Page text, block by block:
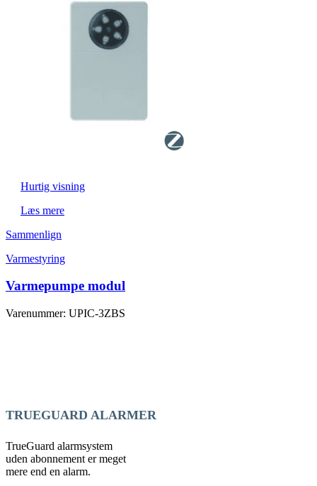
Hurtig visning
Læs mere
Sammenlign
Varmestyring
Varmepumpe modul
Varenummer: UPIC-3ZBS
TRUEGUARD ALARMER
TrueGuard alarmsystem
uden abonnement er meget
mere end en alarm.